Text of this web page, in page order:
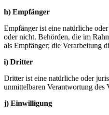
h) Empfänger
Empfänger ist eine natürliche
oder nicht. Behörden, die im
als Empfänger; die Verarbeitung
i) Dritter
Dritter ist eine natürliche oder
unmittelbaren Verantwortung des
j) Einwilligung